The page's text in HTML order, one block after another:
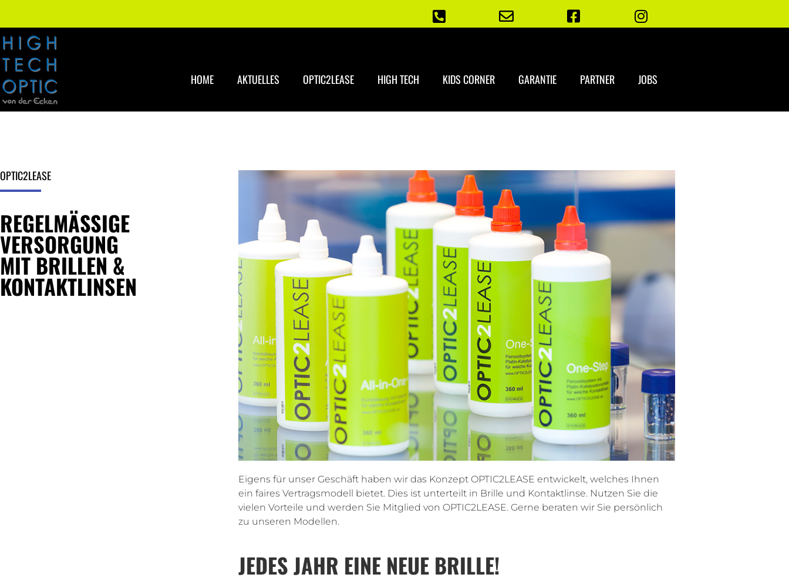
HOME AKTUELLES OPTIC2LEASE HIGH TECH KIDS CORNER GARANTIE PARTNER JOBS
OPTIC2LEASE
REGELMÄSSIGE
VERSORGUNG
MIT BRILLEN &
KONTAKTLINSEN
Eigens für unser Geschäft haben wir das Konzept OPTIC2LEASE entwickelt, welches Ihnen
ein faires Vertragsmodell bietet. Dies ist unterteilt in Brille und Kontaktlinse. Nutzen Sie die
vielen Vorteile und werden Sie Mitglied von OPTIC2LEASE. Gerne beraten wir Sie persönlich
zu unseren Modellen.
JEDES JAHR EINE NEUE BRILLE!